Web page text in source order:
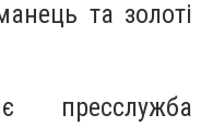
та золоті
пресслужба